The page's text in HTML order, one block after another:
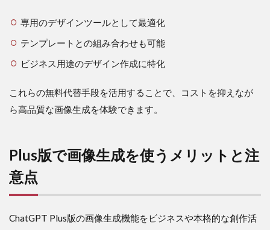
専用のデザインツールとして最適化
テンプレートとの組み合わせも可能
ビジネス用途のデザイン作成に特化
これらの無料代替手段を活用することで、コストを抑えなが
ら高品質な画像生成を体験できます。
Plus版で画像生成を使うメリットと注
意点
ChatGPT Plus版の画像生成機能をビジネスや本格的な創作活